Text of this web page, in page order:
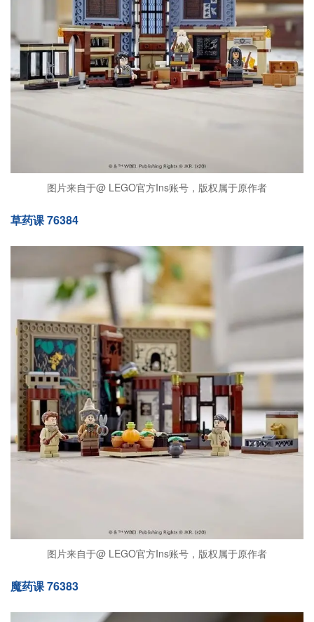
图片来自于@ LEGO官方Ins账号，版权属于原作者
草药课 76384
图片来自于@ LEGO官方Ins账号，版权属于原作者
魔药课 76383